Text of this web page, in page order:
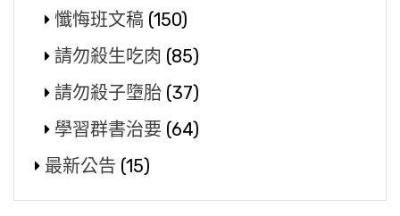
懺悔班文稿 (150)
請勿殺生吃肉 (85)
請勿殺子墮胎 (37)
學習群書治要 (64)
最新公告 (15)